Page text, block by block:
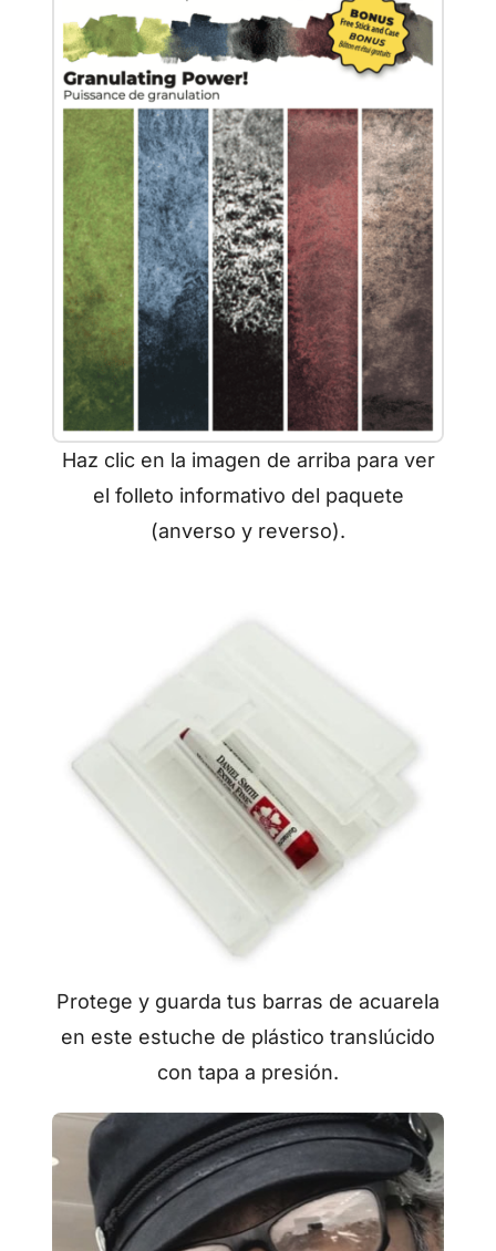
Haz clic en la imagen de arriba para ver
el folleto informativo del paquete
(anverso y reverso).
Protege y guarda tus barras de acuarela
en este estuche de plástico translúcido
con tapa a presión.